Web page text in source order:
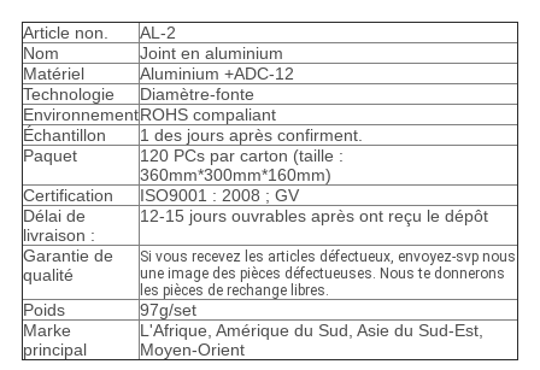
Article non.
AL-2
Nom
Joint en aluminium
Matériel
Aluminium +ADC-12
Technologie
Diamètre-fonte
EnvironnementROHS compaliant
Échantillon
1 des jours après confirment.
Paquet
120 PCs par carton (taille :
360mm*300mm*160mm)
Certification
ISO9001 : 2008 ; GV
Délai de
livraison :
12-15 jours ouvrables après ont reçu le dépôt
Garantie de
qualité
Si vous recevez les articles défectueux, envoyez-svp nous
une image des pièces défectueuses. Nous te donnerons
les pièces de rechange libres.
Poids
97g/set
Marke
principal
L'Afrique, Amérique du Sud, Asie du Sud-Est,
Moyen-Orient